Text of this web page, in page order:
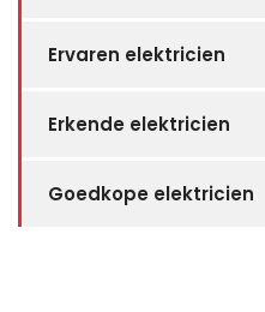
Ervaren elektricien
Erkende elektricien
Goedkope elektricien